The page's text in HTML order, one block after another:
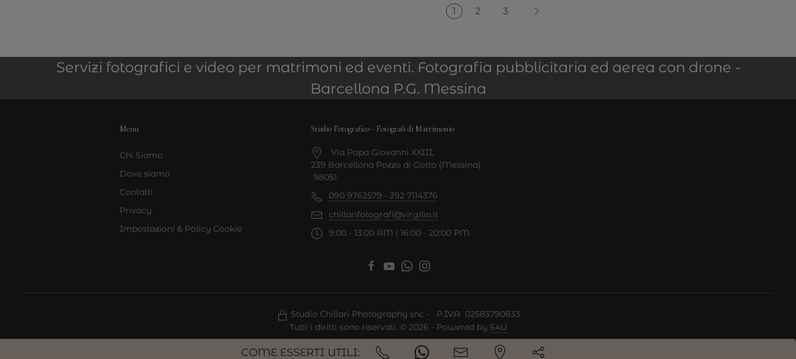
1 2 3
Servizi fotografici e video per matrimoni ed eventi. Fotografia pubblicitaria ed aerea con drone -
Barcellona P.G. Messina
Menu
Chi Siamo
Dove siamo
Contatti
Privacy
Impostazioni & Policy Cookie
Studio Fotografico - Fotografi di Matrimonio
Via Papa Giovanni XXIII,
239 Barcellona Pozzo di Gotto (Messina)
98051
090 9762579 - 392 7114376
chillarifotografi@virgilio.it
9:00 - 13:00 AM | 16:00 - 20:00 PM
Studio Chillari Photography snc - P.IVA 02583790833
Tutti i diritti sono riservati. © 2026 - Powered by S4U
COME ESSERTI UTILI: